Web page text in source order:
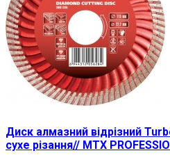
Диск алмазний відрізний
сухе різання// MTX